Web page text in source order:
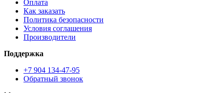
Оплата
Как заказать
Политика безопасности
Условия соглашения
Производители
Поддержка
+7 904 134-47-95
Обратный звонок